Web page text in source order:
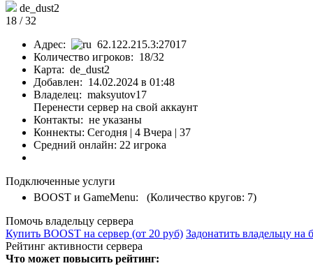
de_dust2
18 / 32
Адрес:
62.122.215.3:27017
Количество игроков: 18/32
Карта: de_dust2
Добавлен: 14.02.2024 в 01:48
Владелец: maksyutov17
Перенести сервер на свой аккаунт
Контакты: не указаны
Коннекты: Сегодня | 4 Вчера | 37
Средний онлайн: 22 игрока
Подключенные услуги
BOOST и GameMenu: (Количество кругов: 7)
Помочь владельцу сервера
Купить BOOST на сервер (от 20 руб) Задонатить владельцу на
Рейтинг активности сервера
Что может повысить рейтинг: